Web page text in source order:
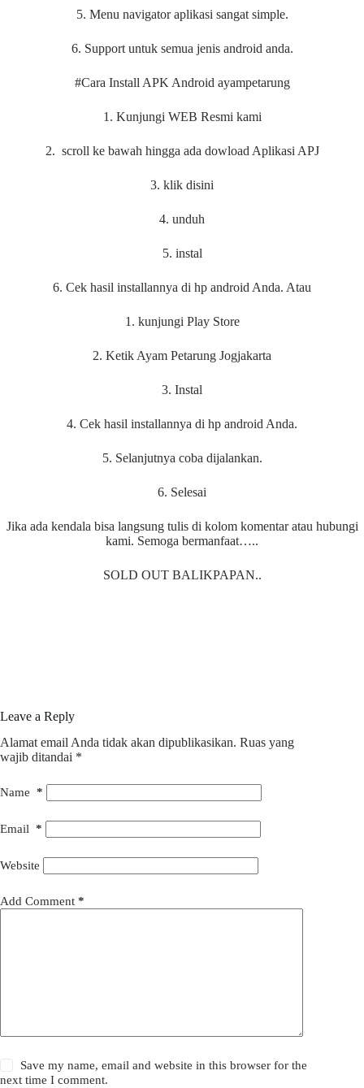
5. Menu navigator aplikasi sangat simple.
6. Support untuk semua jenis android anda.
#Cara Install APK Android ayampetarung
1. Kunjungi WEB Resmi kami
2. scroll ke bawah hingga ada dowload Aplikasi APJ
3. klik disini
4. unduh
5. instal
6. Cek hasil installannya di hp android Anda. Atau
1. kunjungi Play Store
2. Ketik Ayam Petarung Jogjakarta
3. Instal
4. Cek hasil installannya di hp android Anda.
5. Selanjutnya coba dijalankan.
6. Selesai
Jika ada kendala bisa langsung tulis di kolom komentar atau hubungi
kami. Semoga bermanfaat…..
SOLD OUT BALIKPAPAN..
Leave a Reply
Alamat email Anda tidak akan dipublikasikan. Ruas yang
wajib ditandai *
Name *
Email *
Website
Add Comment *
Save my name, email and website in this browser for the
next time I comment.